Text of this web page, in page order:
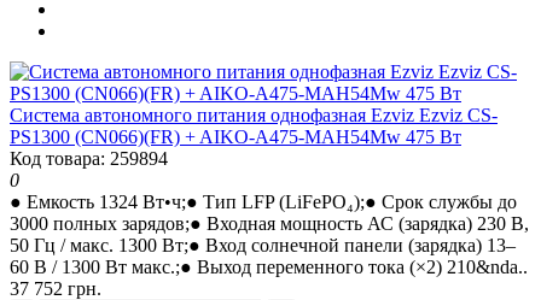
Система автономного питания однофазная Ezviz Ezviz CS-
PS1300 (CN066)(FR) + AIKO-A475-MAH54Mw 475 Вт
Код товара: 259894
0
● Емкость 1324 Вт•ч;● Тип LFP (LiFePO₄);● Срок службы до
3000 полных зарядов;● Входная мощность АС (зарядка) 230 В,
50 Гц / макс. 1300 Вт;● Вход солнечной панели (зарядка) 13–
60 В / 1300 Вт макс.;● Выход переменного тока (×2) 210&nda..
37 752 грн.